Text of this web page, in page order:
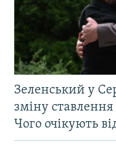
Зеленський у
зміну
Чого очікують